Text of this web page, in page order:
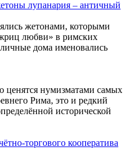
жетонами, которыми
любви» в римских
дома именовались
нумизматами самых
Рима, это и редкий
исторической